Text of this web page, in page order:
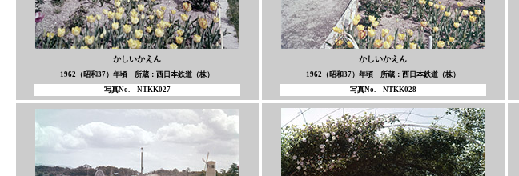
かしいかえん
1962（昭和37）年頃 所蔵：西日本鉄道（株）
写真No. NTKK027
かしいかえん
1962（昭和37）年頃 所蔵：西日本鉄道（株）
写真No. NTKK028